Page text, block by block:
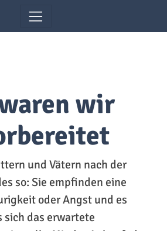
wir
und Vätern nach der
so: Sie empfinden eine
oder Angst und es
sich das erwartete